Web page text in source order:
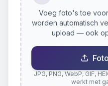
Voeg foto's toe
worden automatisch
upload — ook
JPG, PNG, WebP, GIF,
werkt met